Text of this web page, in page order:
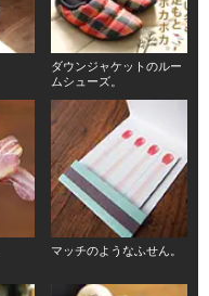
ダウンジャケットのルー
ムシューズ。
マッチのようなふせん。